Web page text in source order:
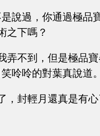
是說過，你通過極品
之下嗎？
弄不到，但是極品
呤呤的對葉真說道
，封輕月還真是有